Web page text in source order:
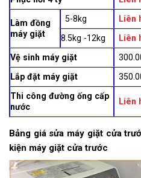
Làm đồng
máy giặt
5-8kg
Liên
8.5kg -12kg
Liên
Vệ sinh máy giặt
Lắp đặt máy giặt
Thi công đường ống cấp
nước
Liên
Bảng giá sửa máy giặt cửa
kiện máy giặt cửa trước